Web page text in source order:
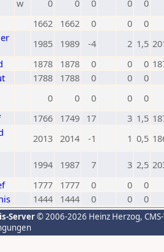
w 0 0 0 0
0
1662 1662 0 0
0
1985 1989 -4 2 1,5
1878 1878 0 0 0
1788 1788 0 0
0
0 0 0 0
0
1766 1749 17 3 1,5
2013 2014 -1 1 0,5
1994 1987 7 3 2,5
1777 1777 0 0
0
1444 1444 0 0 0
Server© 2006-2026 Heinz Herzog,